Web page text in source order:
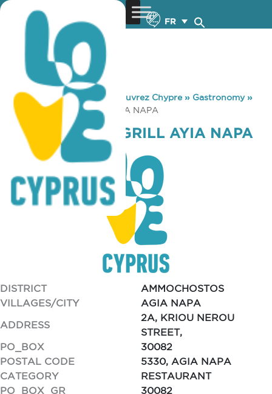
FR
You are here: Home »Découvrez Chypre» Gastronomy»
BLOOMS BAR & GRILL AYIA NAPA
BLOOMS BAR & GRILL AYIA NAPA
DISTRICT
AMMOCHOSTOS
VILLAGES/CITY
AGIA NAPA
ADDRESS
2A, KRIOU NEROU
STREET,
PO_BOX
30082
POSTAL CODE
5330, AGIA NAPA
CATEGORY
RESTAURANT
PO_BOX_GR
30082